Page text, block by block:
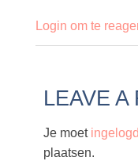
Login om te
LEAVE A
Je moet
plaatsen.